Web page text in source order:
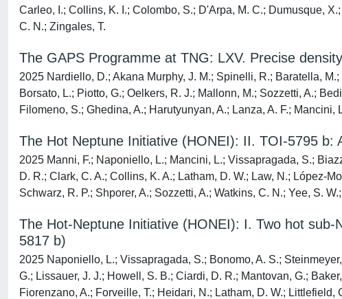
Carleo, I.; Collins, K. I.; Colombo, S.; D'Arpa, M. C.; Dumusque,
C. N.; Zingales, T.
The GAPS Programme at TNG: LXV. Precise
2025 Nardiello, D.; Akana Murphy, J. M.; Spinelli, R.; Baratella,
Borsato, L.; Piotto, G.; Oelkers, R. J.; Mallonn, M.; Sozzetti, A.;
Filomeno, S.; Ghedina, A.; Harutyunyan, A.; Lanza, A. F.;
The Hot Neptune Initiative (HONEI): II. TOI-5795
2025 Manni, F.; Naponiello, L.; Mancini, L.; Vissapragada, S.;
D. R.; Clark, C. A.; Collins, K. A.; Latham, D. W.; Law, N.; López-
Schwarz, R. P.; Shporer, A.; Sozzetti, A.; Watkins, C. N.; Yee, S.
The Hot-Neptune Initiative (HONEI): I. Two hot
5817 b)
2025 Naponiello, L.; Vissapragada, S.; Bonomo, A. S.;
G.; Lissauer, J. J.; Howell, S. B.; Ciardi, D. R.; Mantovan, G.;
Fiorenzano, A.; Forveille, T.; Heidari, N.; Latham, D. W.;